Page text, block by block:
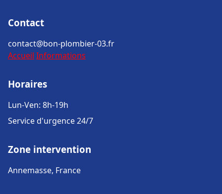
Contact
contact@bon-plombier-03.fr
Accueil Informations
Horaires
Lun-Ven: 8h-19h
Service d'urgence 24/7
Zone intervention
Annemasse, France